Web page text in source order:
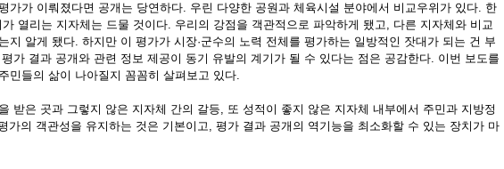
가 이뤄졌다면 공개는 당연하다. 우린 다양한 공원과 체육시설 분야에서 비교우위가 있다. 한
열리는 지자체는 드물 것이다. 우리의 강점을 객관적으로 파악하게 됐고, 다른 지자체와 비교
지 알게 됐다. 하지만 이 평가가 시장·군수의 노력 전체를 평가하는 일방적인 잣대가 되는 건 부
가 결과 공개와 관련 정보 제공이 동기 유발의 계기가 될 수 있다는 점은 공감한다. 이번 보도를
민들의 삶이 나아질지 꼼꼼히 살펴보고 있다.
은 곳과 그렇지 않은 지자체 간의 갈등, 또 성적이 좋지 않은 지자체 내부에서 주민과 지방정
가의 객관성을 유지하는 것은 기본이고, 평가 결과 공개의 역기능을 최소화할 수 있는 장치가 마